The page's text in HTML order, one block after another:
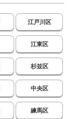
江戸川区
江東区
杉並区
中央区
練馬区